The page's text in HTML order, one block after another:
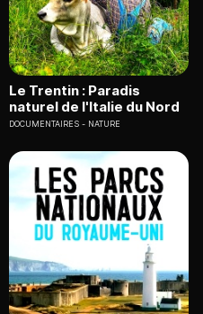
Le Trentin : Paradis
naturel de l'Italie du Nord
DOCUMENTAIRES NATURE